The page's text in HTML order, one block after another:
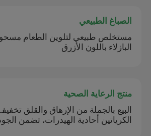
الصباغ الطبيعي
مستخلص طبيعي لتلوين الطعام
البازلاء باللون الأزرق
منتج الرعاية الصحية
البيع بالجملة من الإرهاق والقلق
الكرياتين أحادية الهيدرات، تضمن